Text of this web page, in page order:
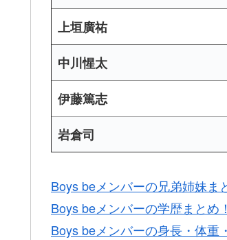
上垣廣祐
中川惺太
伊藤篤志
岩倉司
Boys beメンバーの兄弟姉妹ま
Boys beメンバーの学歴まとめ
Boys beメンバーの身長・体重